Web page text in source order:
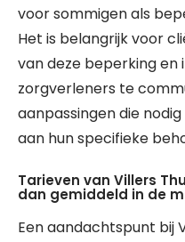
voor sommigen als
Het is belangrijk voor
van deze beperking en
zorgverleners te
aanpassingen die
aan hun specifieke
Tarieven van Villers
dan gemiddeld in de
Een aandachtspunt bij